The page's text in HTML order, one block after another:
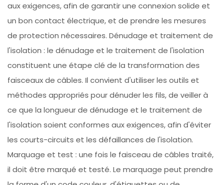
aux exigences, afin de garantir une connexion solide et
un bon contact électrique, et de prendre les mesures
de protection nécessaires. Dénudage et traitement de
l'isolation : le dénudage et le traitement de l'isolation
constituent une étape clé de la transformation des
faisceaux de câbles. Il convient d'utiliser les outils et
méthodes appropriés pour dénuder les fils, de veiller à
ce que la longueur de dénudage et le traitement de
l'isolation soient conformes aux exigences, afin d'éviter
les courts-circuits et les défaillances de l'isolation.
Marquage et test : une fois le faisceau de câbles traité,
il doit être marqué et testé. Le marquage peut prendre